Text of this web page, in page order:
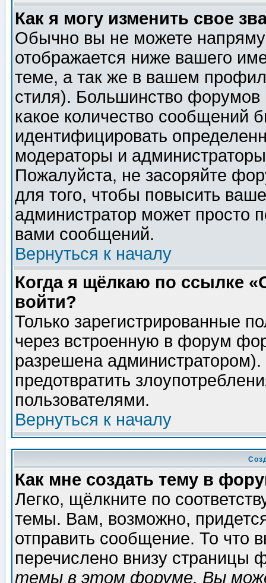
Как я могу изменить свое
Обычно вы не можете
отображается ниже вашего
теме, а так же в вашем
стиля). Большинство форумов
какое количество сообщений
идентифицировать
модераторы и
Пожалуйста, не засоряйте
для того, чтобы повысить
администратор может просто
вами сообщений.
Вернуться к началу
Когда я щёлкаю по ссылке
войти?
Только зарегистрированные
через встроенную в форум
разрешена
предотвратить
пользователями.
Вернуться к началу
Как мне создать тему в
Легко, щёлкните по
темы. Вам, возможно,
отправить сообщение. То что
перечислено внизу страницы
темы в этом форуме, Вы